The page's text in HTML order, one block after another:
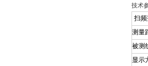
技术
扫频
测量
被测
显示